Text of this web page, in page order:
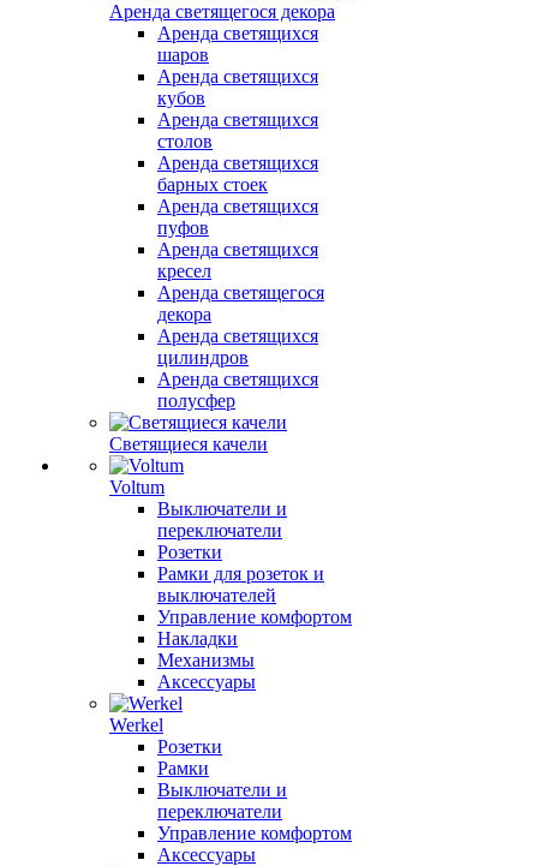
Аренда светящегося декора
Аренда светящихся
шаров
Аренда светящихся
кубов
Аренда светящихся
столов
Аренда светящихся
барных стоек
Аренда светящихся
пуфов
Аренда светящихся
кресел
Аренда светящегося
декора
Аренда светящихся
цилиндров
Аренда светящихся
полусфер
Светящиеся качели
Voltum
Выключатели и
переключатели
Розетки
Рамки для розеток и
выключателей
Управление комфортом
Накладки
Механизмы
Аксессуары
Werkel
Розетки
Рамки
Выключатели и
переключатели
Управление комфортом
Аксессуары